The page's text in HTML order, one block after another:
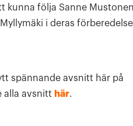
kunna följa Sanne
i deras
spännande avsnitt här på
alla avsnitt här.